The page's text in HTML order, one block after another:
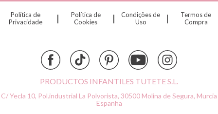
Djeco
Política de
Privacidade
|
Política de
Cookies
|
Condições de
Uso
|
Termos de
Compra
PRODUCTOS INFANTILES TUTETE S.L.
C/ Yecla 10, Pol.industrial La Polvorista, 30500 Molina de Segura, Murcia
Espanha